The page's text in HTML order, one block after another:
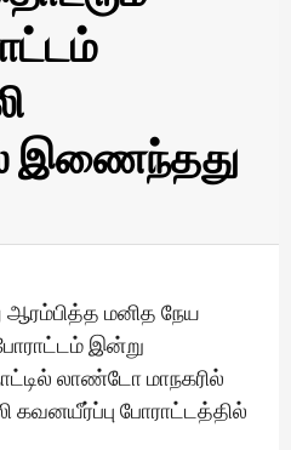
இணைந்தது
ஆரம்பித்த மனித நேய
இன்று
லாண்டோ மாநகரில்
கவனயீர்ப்பு போராட்டத்தில்